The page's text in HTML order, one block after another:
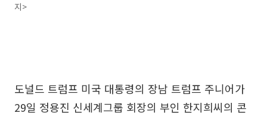
지>
도널드 트럼프 미국 대통령의 장남 트럼프 주니어가
29일 정용진 신세계그룹 회장의 부인 한지희씨의 콘